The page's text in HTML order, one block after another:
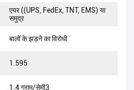
एयर ((UPS, FedEx, TNT, EMS) या
समुद्र
बालों के झड़ने का विरोधी
1.595
1.4 ग्राम/सेमी3